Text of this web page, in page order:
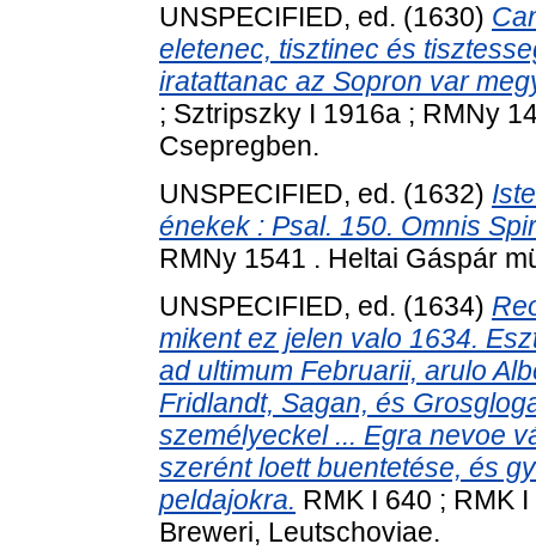
UNSPECIFIED, ed. (1630)
eletenec, tisztinec és
iratattanac az Sopron var
; Sztripszky I 1916a ; RMNy
Csepregben.
UNSPECIFIED, ed. (1632)
énekek : Psal. 150. Omnis
RMNy 1541 . Heltai Gáspár
UNSPECIFIED, ed. (1634)
mikent ez jelen valo 1634.
ad ultimum Februarii, arulo
Fridlandt, Sagan, és
személyeckel ... Egra nevoe
szerént loett buentetése, és
peldajokra. RMK I 640 ; RMK
Breweri, Leutschoviae.